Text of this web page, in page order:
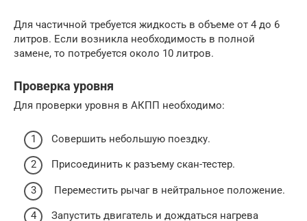
Для частичной требуется жидкость в объеме от 4 до 6
литров. Если возникла необходимость в полной
замене, то потребуется около 10 литров.
Проверка уровня
Для проверки уровня в АКПП необходимо:
Совершить небольшую поездку.
Присоединить к разъему скан-тестер.
Переместить рычаг в нейтральное положение.
Запустить двигатель и дождаться нагрева